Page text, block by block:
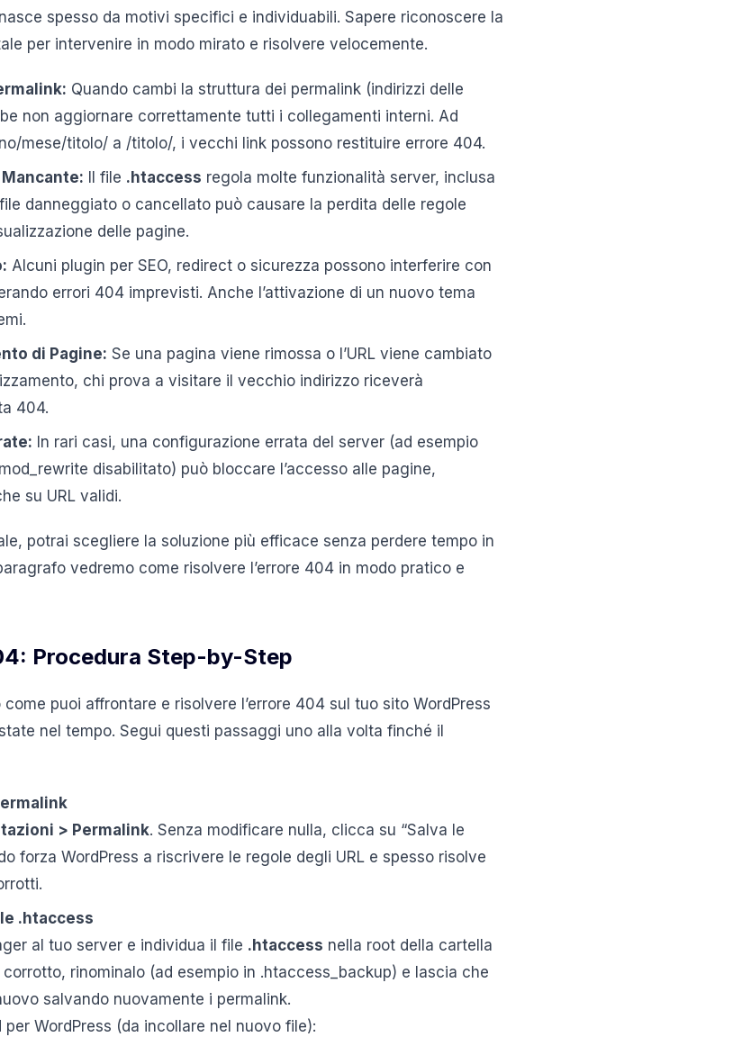
spesso da motivi specifici e individuabili. Sapere riconoscere la
per intervenire in modo mirato e risolvere velocemente.
Quando cambi la struttura dei permalink (indirizzi delle
non aggiornare correttamente tutti i collegamenti interni. Ad
mese/titolo/ a /titolo/, i vecchi link possono restituire errore 404.
Il file .htaccess regola molte funzionalità server, inclusa
danneggiato o cancellato può causare la perdita delle regole
delle pagine.
Alcuni plugin per SEO, redirect o sicurezza possono interferire con
errori 404 imprevisti. Anche l’attivazione di un nuovo tema
di Pagine: Se una pagina viene rimossa o l’URL viene cambiato
chi prova a visitare il vecchio indirizzo riceverà
404.
In rari casi, una configurazione errata del server (ad esempio
disabilitato) può bloccare l’accesso alle pagine,
su URL validi.
potrai scegliere la soluzione più efficace senza perdere tempo in
vedremo come risolvere l’errore 404 in modo pratico e
Procedura Step-by-Step
come puoi affrontare e risolvere l’errore 404 sul tuo sito WordPress
nel tempo. Segui questi passaggi uno alla volta finché il
> Permalink. Senza modificare nulla, clicca su “Salva le
forza WordPress a riscrivere le regole degli URL e spesso risolve
.htaccess
al tuo server e individua il file .htaccess nella root della cartella
rinominalo (ad esempio in .htaccess_backup) e lascia che
salvando nuovamente i permalink.
WordPress (da incollare nel nuovo file):